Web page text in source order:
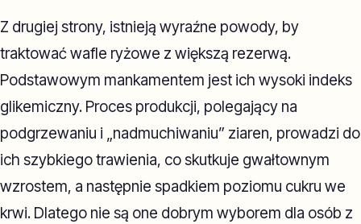
Z drugiej strony, istnieją wyraźne powody, by
traktować wafle ryżowe z większą rezerwą.
Podstawowym mankamentem jest ich wysoki indeks
glikemiczny. Proces produkcji, polegający na
podgrzewaniu i „nadmuchiwaniu” ziaren, prowadzi do
ich szybkiego trawienia, co skutkuje gwałtownym
wzrostem, a następnie spadkiem poziomu cukru we
krwi. Dlatego nie są one dobrym wyborem dla osób z